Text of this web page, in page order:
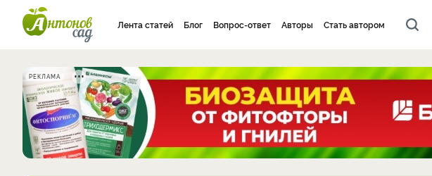
Лента статей Блог Вопрос-ответ Авторы Стать автором
РЕКЛАМА